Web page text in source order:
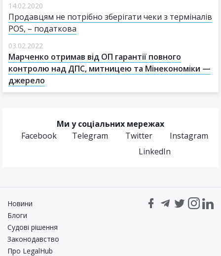
14.02.2020
Продавцям не потрібно зберігати чеки з терміналів
POS, – податкова
03.02.2022
Марченко отримав від ОП гарантії повного
контролю над ДПС, митницею та Мінекономіки —
джерело
Ми у соціальних мережах
Facebook
Telegram Twitter
Instagram
LinkedIn
Новини
Блоги
Судові рішення
Законодавство
Про LegalHub